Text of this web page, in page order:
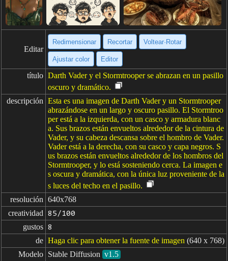
Editar
Redimensionar Recortar Voltear·Rotar
Ajustar color Editor
título Darth Vader y el Stormtrooper se abrazan en un pasillo
oscuro y dramático.
descripción Esta es una imagen de Darth Vader y un Stormtrooper
abrazándose en un largo y oscuro pasillo. El Stormtroo
per está a la izquierda, con un casco y armadura blanc
a. Sus brazos están envueltos alrededor de la cintura de
Vader, y su cabeza descansa sobre el hombro de Vader.
Vader está a la derecha, con su casco y capa negros. S
us brazos están envueltos alrededor de los hombros del
Stormtrooper, y lo está sosteniendo cerca. La imagen e
s oscura y dramática, con la única luz proveniente de la
s luces del techo en el pasillo.
resolución 640x768
creatividad
85/100
gustos 8
de Haga clic para obtener la fuente de imagen (640 x 768)
Modelo Stable Diffusion v1.5